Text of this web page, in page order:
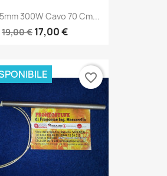
300W Cavo 70 Cm...
19,00 € 17,00 €
favorite_border